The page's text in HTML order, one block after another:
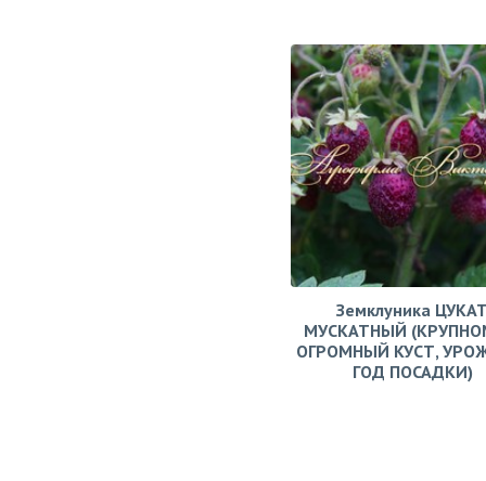
Земклуника
МУСКАТНЫЙ
ОГРОМНЫЙ КУСТ,
ГОД ПОСАДКИ)